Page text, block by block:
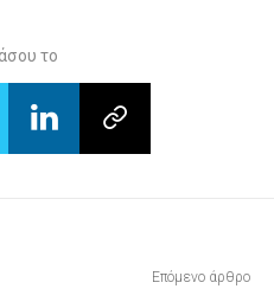
το
Επόμενο άρθρο